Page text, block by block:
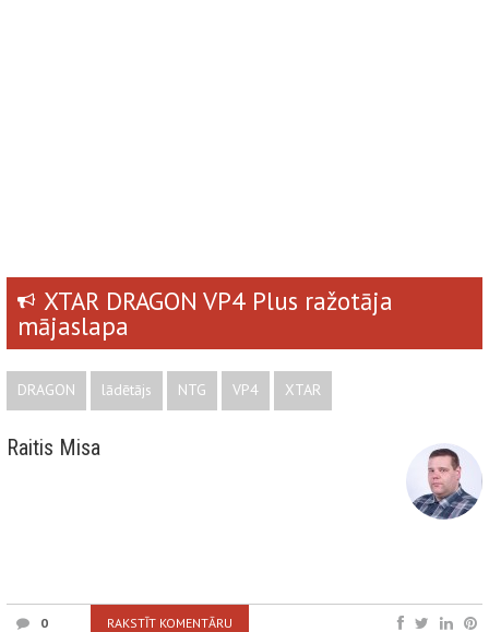
XTAR DRAGON VP4 Plus ražotāja
mājaslapa
DRAGON lādētājs NTG VP4 XTAR
Raitis Misa
0 RAKSTĪT KOMENTĀRU